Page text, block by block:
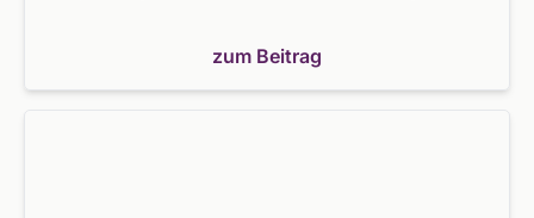
zum Beitrag